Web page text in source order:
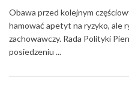
Obawa przed kolejnym
hamować apetyt na ryzyko, ale
zachowawczy. Rada Polityki
posiedzeniu ...